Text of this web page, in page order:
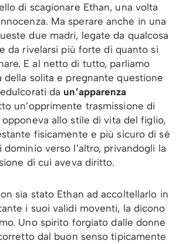
di scagionare Ethan, una volta
Ma sperare anche in una
due madri, legate da qualcosa
da rivelarsi più forte di quanto si
E al netto di tutto, parliamo
della solita e pregnante questione
da un’apparenza
un’opprimente trasmissione di
opponeva allo stile di vita del figlio,
fisicamente e più sicuro di sé
dominio verso l’altro, privandogli la
di cui aveva diritto.
sia stato Ethan ad accoltellarlo in
i suoi validi moventi, la dicono
Uno spirito forgiato dalle donne
dal buon senso tipicamente